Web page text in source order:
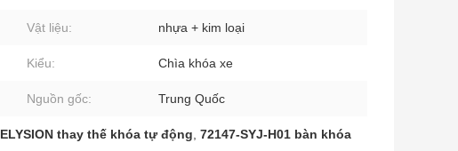
Vật liệu: nhựa + kim loại
Kiểu: Chìa khóa xe
Nguồn gốc: Trung Quốc
ELYSION thay thế khóa tự động, 72147-SYJ-H01 bàn khóa